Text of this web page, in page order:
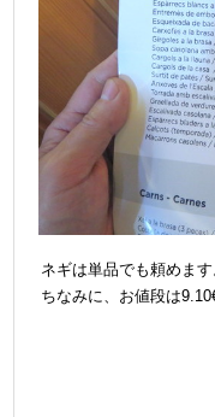
ネギは単品でも頼めます
ちなみに、お値段は